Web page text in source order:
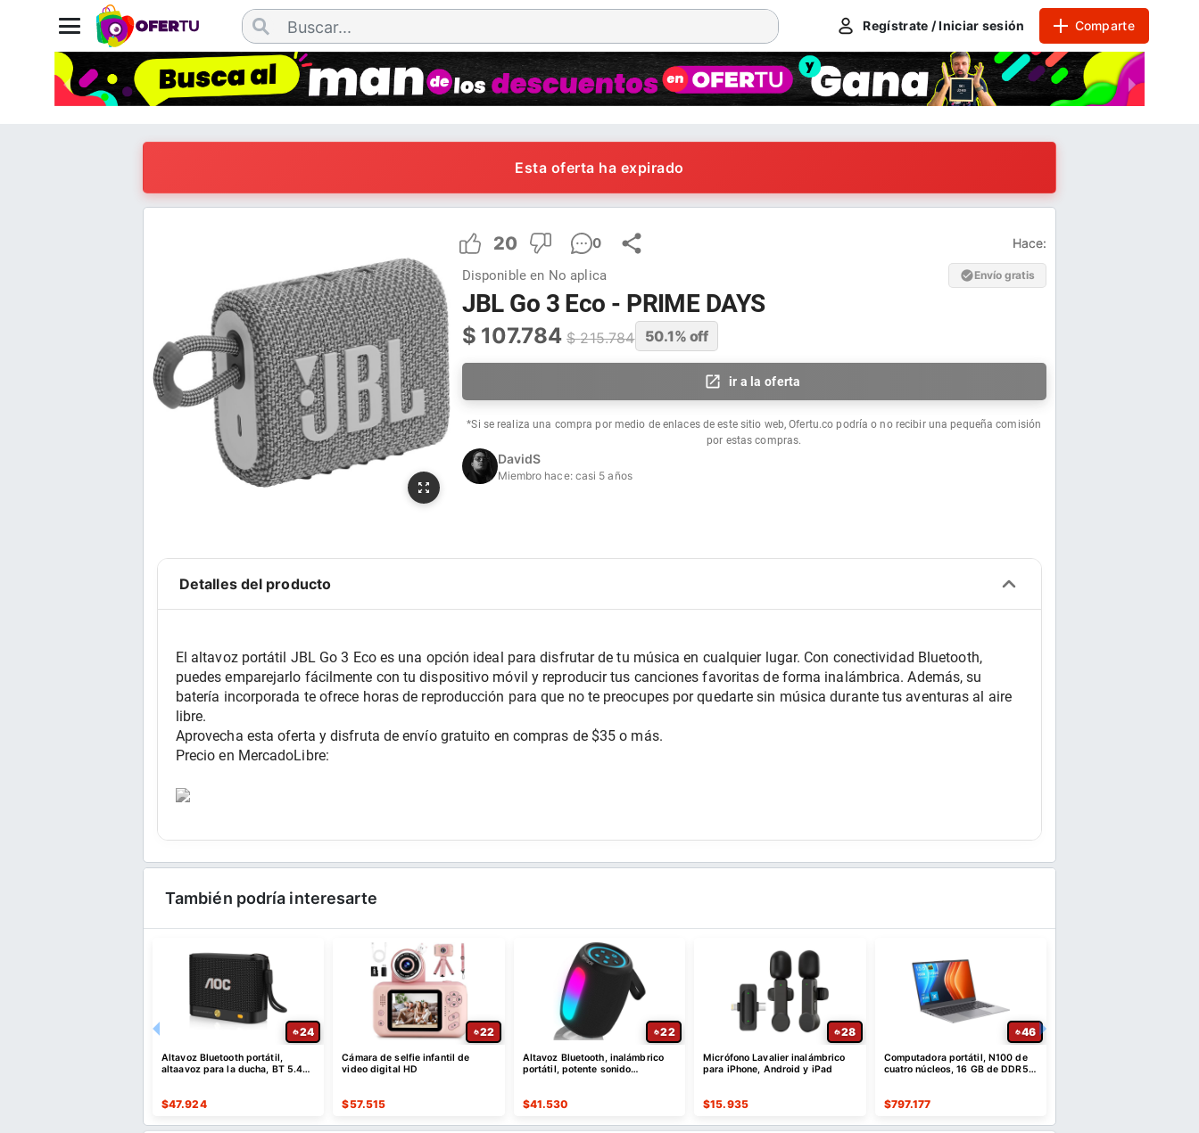
Regístrate / Iniciar sesión Comparte
Esta oferta ha expirado
20 0 Hace:
Disponible en No aplica Envío gratis
JBL Go 3 Eco - PRIME DAYS
$ 107.784 $215.784 50.1% off
ir a la oferta
*Si se realiza una compra por medio de enlaces de este sitio web, Ofertu.co podría o no recibir una pequeña comisión
por estas compras.
DavidS
Miembro hace: casi 5 años
Detalles del producto
El altavoz portátil JBL Go 3 Eco es una opción ideal para disfrutar de tu música en cualquier lugar. Con conectividad Bluetooth,
puedes emparejarlo fácilmente con tu dispositivo móvil y reproducir tus canciones favoritas de forma inalámbrica. Además, su
batería incorporada te ofrece horas de reproducción para que no te preocupes por quedarte sin música durante tus aventuras al aire
libre.
Aprovecha esta oferta y disfruta de envío gratuito en compras de $35 o más.
Precio en MercadoLibre:
También podría interesarte
24
Altavoz Bluetooth portátil,
altaavoz para la ducha, BT 5.4
$47.924
22
Cámara de selfie infantil de
video digital HD
$57.515
22
Altavoz Bluetooth, inalámbrico
portátil, potente sonido
$41.530
28
Micrófono Lavalier inalámbrico
para iPhone, Android y iPad
$15.935
46
Computadora portátil, N100 de
cuatro núcleos, 16 GB de DDR5 y
$797.177